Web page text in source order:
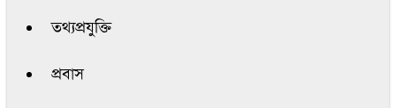
তথ্যপ্রযুক্তি
প্রবাস